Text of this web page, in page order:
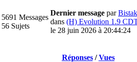
5691 Messages
56 Sujets
Dernier message par
dans (H) Evolution 1.9
le 28 juin 2026 à 20:44:24
Réponses/Vues